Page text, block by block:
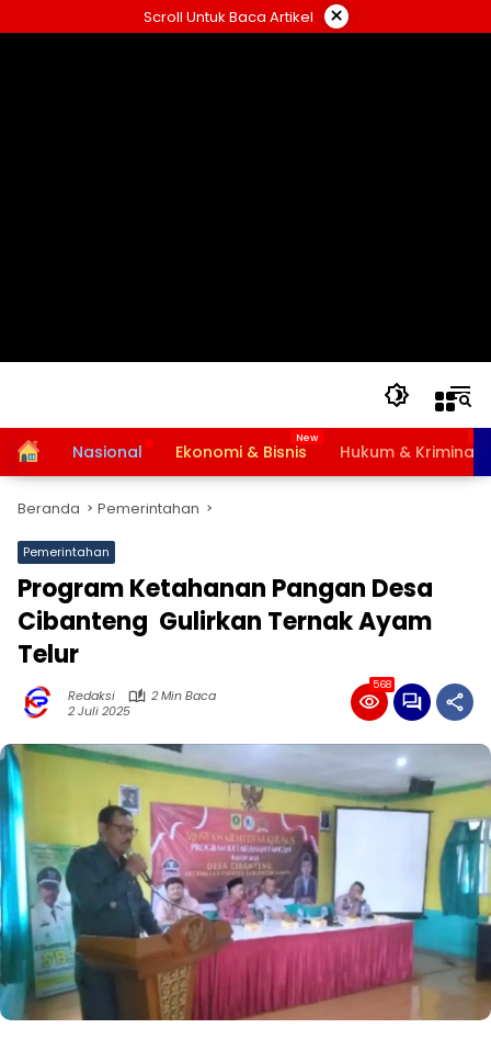
ke
Scroll Untuk Baca Artikel ×
HomeNasional Ekonomi & Bisnis Hukum & Kriminal
Beranda Pemerintahan
Pemerintahan
Program Ketahanan Pangan Desa
Cibanteng Gulirkan Ternak Ayam
Telur
Redaksi
2 Min Baca
2 Juli 2025
568